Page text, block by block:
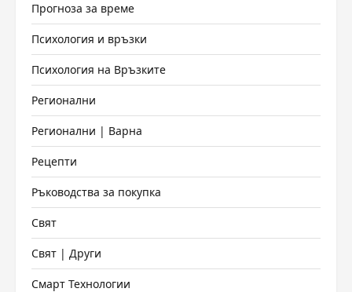
Прогноза за време
Психология и връзки
Психология на Връзките
Регионални
Регионални | Варна
Рецепти
Ръководства за покупка
Свят
Свят | Други
Смарт Технологии